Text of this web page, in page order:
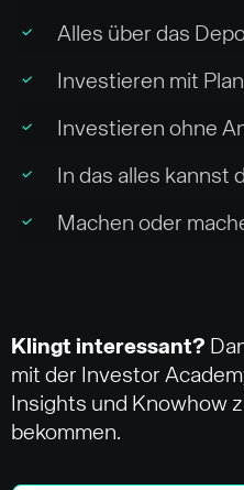
Alles über das
Investieren mit
Investieren ohne
In das alles kannst
Machen oder
Klingt interessant?
mit der Investor
Insights und Knowhow
bekommen.